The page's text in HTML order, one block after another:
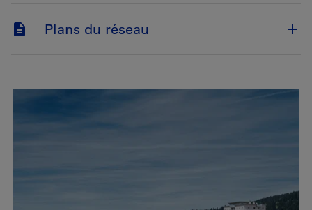
Plans du réseau